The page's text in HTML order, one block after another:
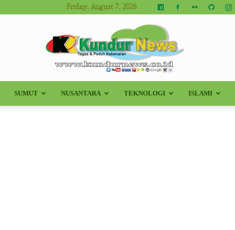
Friday, August 7, 2026
Kundur
SUMUT NUSANTARA TEKNOLOGI ISLAMI